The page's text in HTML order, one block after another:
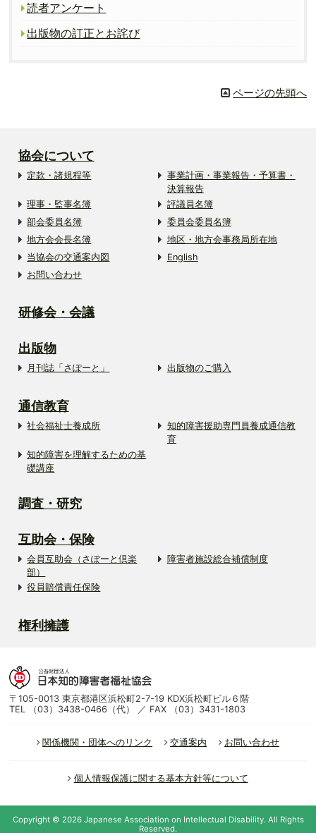
読者アンケート
出版物の訂正とお詫び
ページの先頭へ
協会について
定款・諸規程等
事業計画・事業報告・予算書・
決算報告
理事・監事名簿
評議員名簿
部会委員名簿
委員会委員名簿
地方会会長名簿
地区・地方会事務局所在地
当協会の交通案内図
English
お問い合わせ
研修会・会議
出版物
月刊誌「さぽーと」 出版物のご購入
通信教育
社会福祉士養成所
知的障害援助専門員養成通信教
育
知的障害を理解するための基
礎講座
調査・研究
互助会・保険
会員互助会（さぽーと倶楽
部）
障害者施設総合補償制度
役員賠償責任保険
権利擁護
〒105-0013 東京都港区浜松町2-7-19 KDX浜松町ビル６階
TEL （03）3438-0466（代） ／ FAX （03）3431-1803
関係機関・団体へのリンク 交通案内 お問い合わせ
個人情報保護に関する基本方針等について
Copyright © 2026 Japanese Association on Intellectual Disability.All Rights
Reserved.